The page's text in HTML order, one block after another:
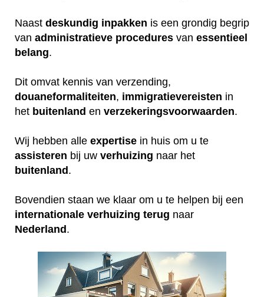
Naast deskundig inpakken is een grondig begrip
van administratieve procedures van essentieel
belang.
Dit omvat kennis van verzending,
douaneformaliteiten, immigratievereisten in
het buitenland en verzekeringsvoorwaarden.
Wij hebben alle expertise in huis om u te
assisteren bij uw verhuizing naar het
buitenland.
Bovendien staan we klaar om u te helpen bij een
internationale verhuizing terug naar
Nederland.